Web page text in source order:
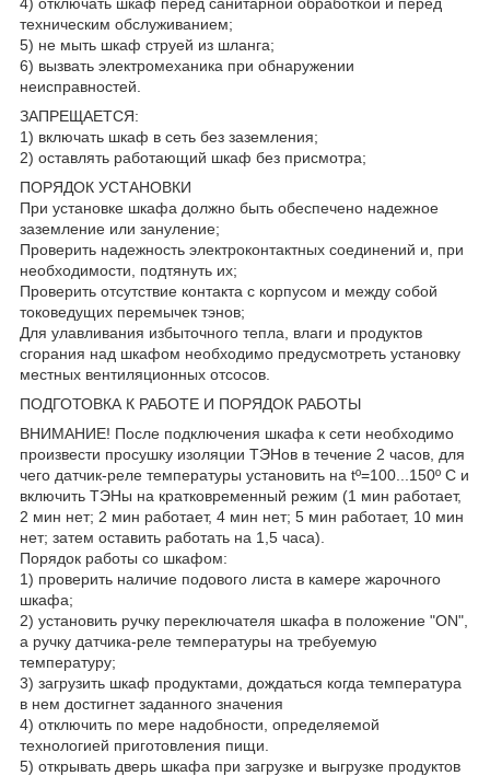
техническим обслуживанием;
5) не мыть шкаф струей из шланга;
6) вызвать электромеханика при обнаружении
неисправностей.
ЗАПРЕЩАЕТСЯ:
1) включать шкаф в сеть без заземления;
2) оставлять работающий шкаф без присмотра;
ПОРЯДОК УСТАНОВКИ
При установке шкафа должно быть обеспечено надежное
заземление или зануление;
Проверить надежность электроконтактных соединений и, при
необходимости, подтянуть их;
Проверить отсутствие контакта с корпусом и между собой
токоведущих перемычек тэнов;
Для улавливания избыточного тепла, влаги и продуктов
сгорания над шкафом необходимо предусмотреть установку
местных вентиляционных отсосов.
ПОДГОТОВКА К РАБОТЕ И ПОРЯДОК РАБОТЫ
ВНИМАНИЕ! После подключения шкафа к сети необходимо
произвести просушку изоляции ТЭНов в течение 2 часов, для
чего датчик-реле температуры установить на tº=100...150º C и
включить ТЭНы на кратковременный режим (1 мин работает,
2 мин нет; 2 мин работает, 4 мин нет; 5 мин работает, 10 мин
нет; затем оставить работать на 1,5 часа).
Порядок работы со шкафом:
1) проверить наличие подового листа в камере жарочного
шкафа;
2) установить ручку переключателя шкафа в положение "ON",
а ручку датчика-реле температуры на требуемую
температуру;
3) загрузить шкаф продуктами, дождаться когда температура
в нем достигнет заданного значения
4) отключить по мере надобности, определяемой
технологией приготовления пищи.
5) открывать дверь шкафа при загрузке и выгрузке продуктов